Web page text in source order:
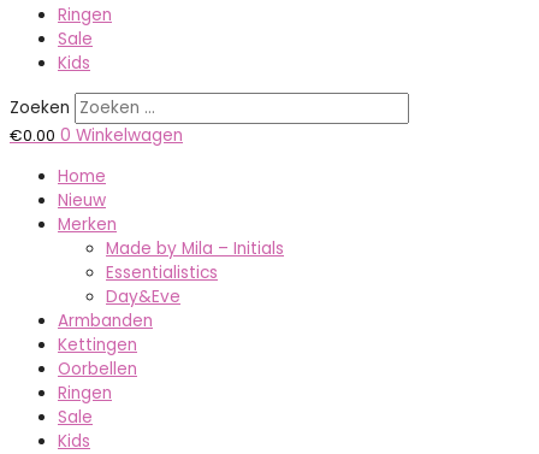
Ringen
Sale
Kids
Zoeken
€0.00 0 Winkelwagen
Home
Nieuw
Merken
Made by Mila – Initials
Essentialistics
Day&Eve
Armbanden
Kettingen
Oorbellen
Ringen
Sale
Kids